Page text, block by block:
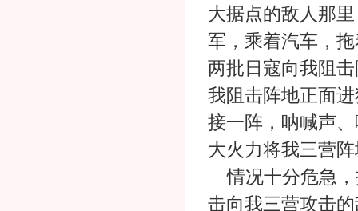
大据点的敌人那
军，乘着汽车，
两批日寇向我阻
我阻击阵地正面
接一阵，呐喊声
大火力将我三营
情况十分危急，
击向我三营攻击